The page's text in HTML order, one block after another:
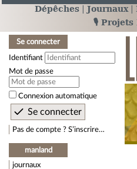
Dépêches Journaux
🎙️ Projets
Se connecter
Identifiant
Mot de passe
Connexion automatique
Pas de compte ? S’inscrire…
manland
journaux